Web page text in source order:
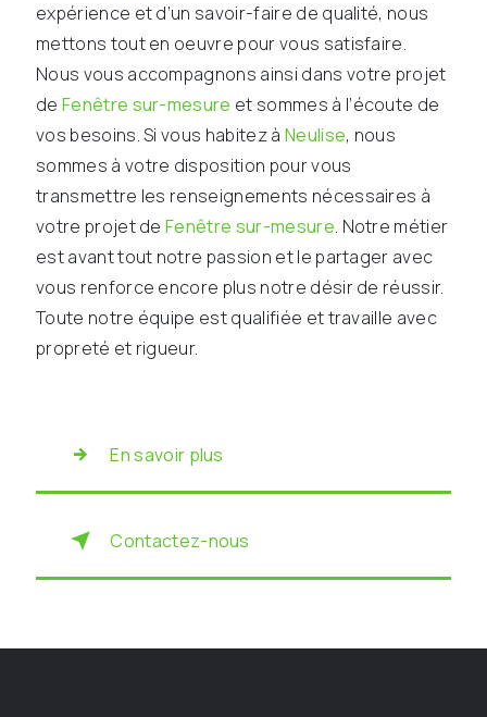
expérience et d’un savoir-faire de qualité, nous
mettons tout en oeuvre pour vous satisfaire.
Nous vous accompagnons ainsi dans votre projet
de Fenêtre sur-mesure et sommes à l’écoute de
vos besoins. Si vous habitez à Neulise, nous
sommes à votre disposition pour vous
transmettre les renseignements nécessaires à
votre projet deFenêtre sur-mesure. Notre métier
est avant tout notre passion et le partager avec
vous renforce encore plus notre désir de réussir.
Toute notre équipe est qualifiée et travaille avec
propreté et rigueur.
En savoir plus
Contactez-nous